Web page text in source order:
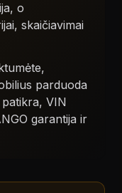
o
skaičiavimai
parduoda
VIN
garantija ir